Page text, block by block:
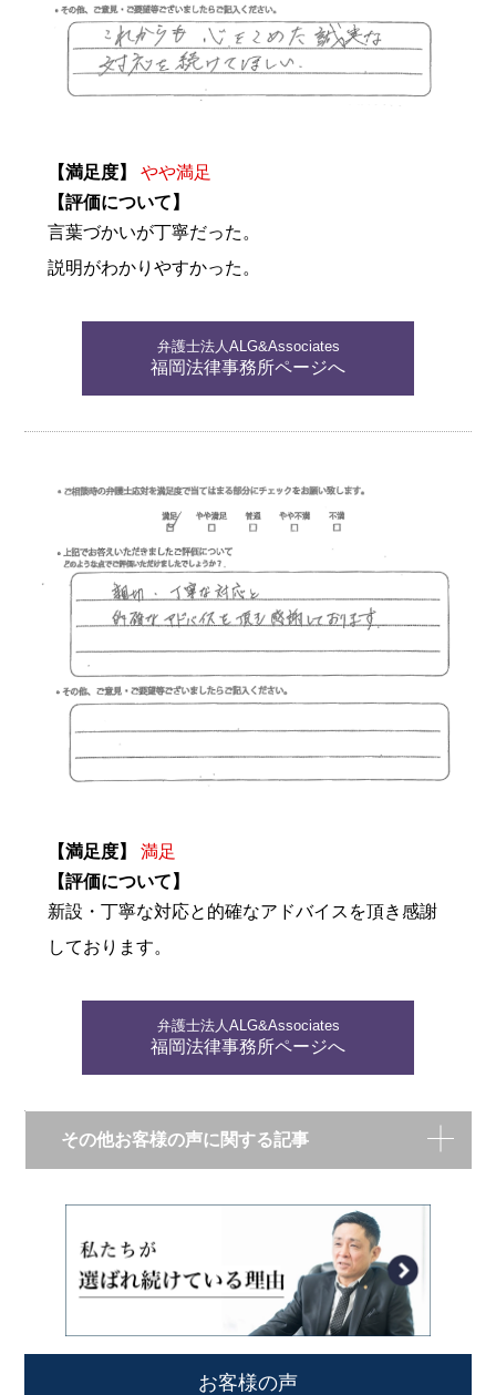
【満足度】
やや満足
【評価について】
言葉づかいが丁寧だった。
説明がわかりやすかった。
弁護士法人ALG&Associates
福岡法律事務所ページへ
【満足度】
満足
【評価について】
新設・丁寧な対応と的確なアドバイスを頂き感謝
しております。
弁護士法人ALG&Associates
福岡法律事務所ページへ
その他お客様の声に関する記事
お客様の声